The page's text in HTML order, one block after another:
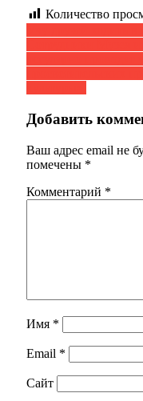
Количество
Навигация
по
записям
Добавить
Ваш адрес email не
помечены *
Комментарий *
Имя *
Email *
Сайт